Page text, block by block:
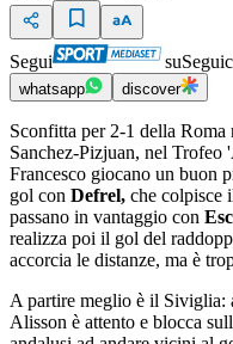
Segui su
whatsapp discover
Sconfitta per 2-1 della
Sanchez-Pizjuan, nel
Francesco giocano un buon
gol con Defrel, che colpisce
passano in vantaggio con
realizza poi il gol del
accorcia le distanze, ma è
A partire meglio è il Siviglia:
Alisson è attento e blocca